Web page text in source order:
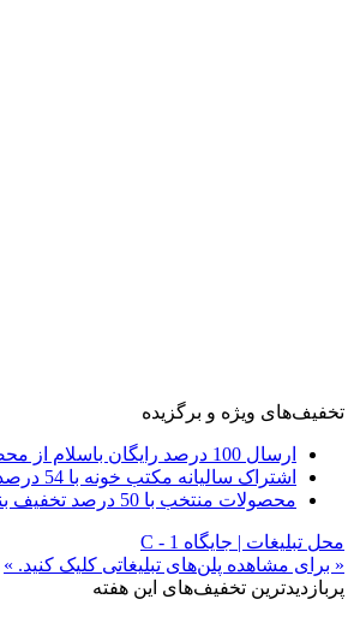
تخفیف‌های ویژه و برگزیده
ارسال 100 درصد رایگان باسلام از محصولات منتخب
اشتراک سالیانه مکتب خونه با 54 درصد تخفیف
محصولات منتخب با 50 درصد تخفیف بنیکس
محل تبلیغات | جایگاه C - 1
« برای مشاهده پلن‌های تبلیغاتی کلیک کنید. »
پربازدیدترین تخفیف‌های این هفته